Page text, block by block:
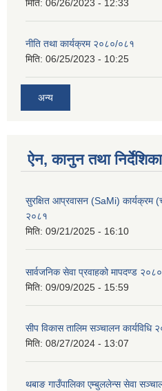
मिति: 06/26/2023 - 12:33
नीति तथा कार्यक्रम २०८०/०८१
मिति: 06/25/2023 - 10:25
अन्य
ऐन, कानुन तथा निर्देशिका
सुरक्षित आप्रवासन (SaMi) कार्यक्रम
२०८१
मिति: 09/21/2025 - 16:10
सार्वजनिक सेवा प्रवाहको मापदण्ड २०८०
मिति: 09/09/2025 - 15:59
सीप विकास तालिम सञ्चालन कार्यविधि
मिति: 08/27/2024 - 13:07
थबाङ गाउँपालिका एम्बुललेन्स सेवा